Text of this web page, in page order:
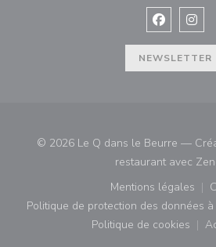
Facebook
NEWSLETTER
© 2026 Le Q dans le Beurre —
restaurant avec
Mentions légales
((ouvre
Politique de protection des données
Politique de cookies
((ouvre une